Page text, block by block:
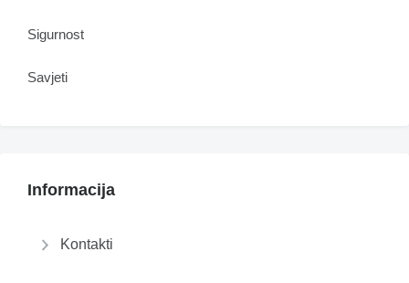
Informacija
Kontakti
Sigurnost
Savjeti